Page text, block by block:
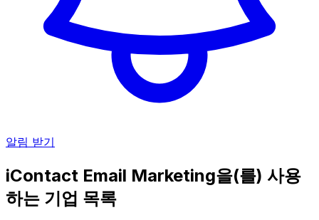
알림 받기
iContact Email Marketing을(를) 사용
하는 기업 목록